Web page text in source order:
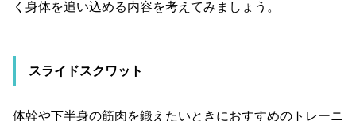
く身体を追い込める内容を考えてみましょう。
スライドスクワット
体幹や下半身の筋肉を鍛えたいときにおすすめのトレーニ